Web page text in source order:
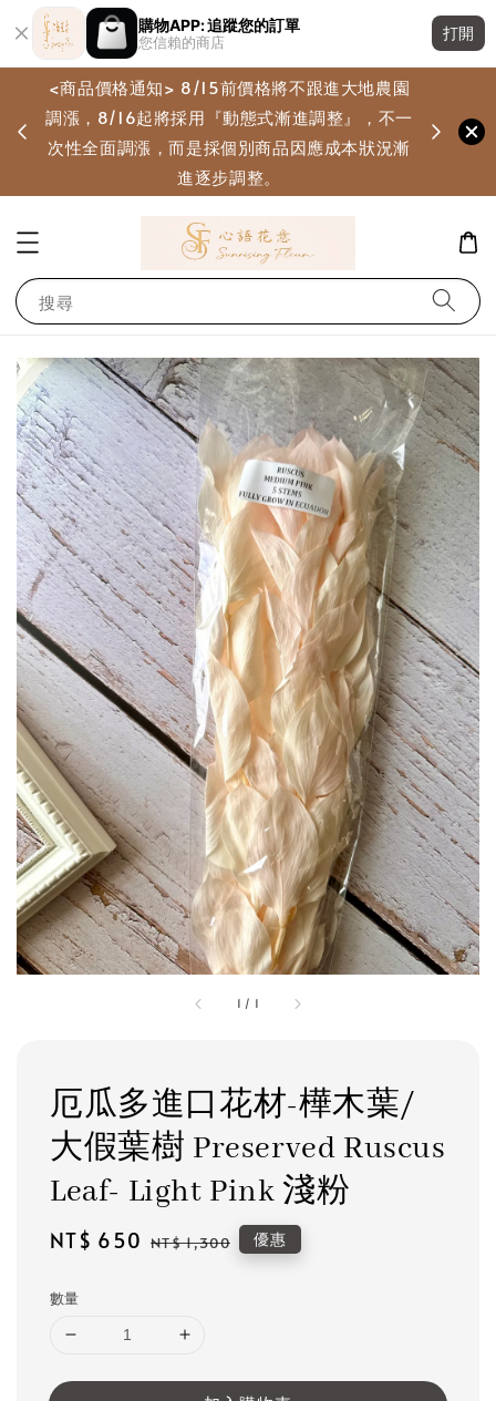
購物APP: 追蹤您的訂單
您信賴的商店
打開
<商品價格通知> 8/15前價格將不跟進大地農園
調漲，8/16起將採用『動態式漸進調整』，不一
次性全面調漲，而是採個別商品因應成本狀況漸
進逐步調整。
搜尋
1 / 1
厄瓜多進口花材-樺木葉/
大假葉樹 Preserved Ruscus
Leaf- Light Pink 淺粉
Sale
NT$ 650 Regular
NT$ 1,300 優惠
數量